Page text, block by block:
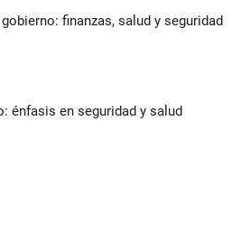
finanzas, salud y seguridad
énfasis en seguridad y salud